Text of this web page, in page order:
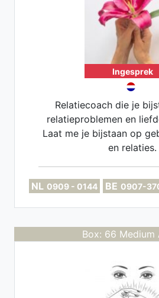
Ingesprek
Relatiecoach die je
relatieproblemen en
Laat me je bijstaan op
en relaties.
NL 0909 - 0144 BE 0907-
Box: 66 Medium